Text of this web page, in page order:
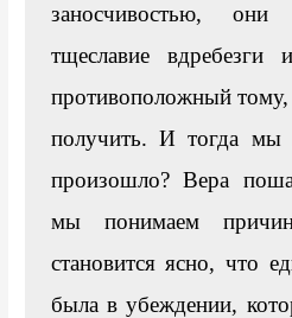
заносчивостью,
тщеславие
противоположный
получить. И тогда
произошло? Вера
мы понимаем
становится ясно, что
была в убеждении,